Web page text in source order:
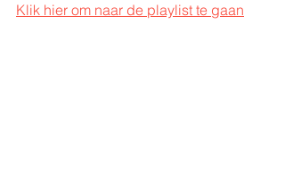
Klik hier om naar de playlist te gaan